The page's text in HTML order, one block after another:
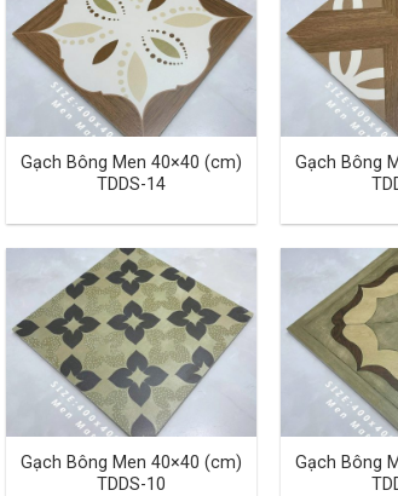
Gạch Bông Men 40×40 (cm)
TDDS-14
Gạch Bông
Gạch Bông Men 40×40 (cm)
TDDS-10
Gạch Bông